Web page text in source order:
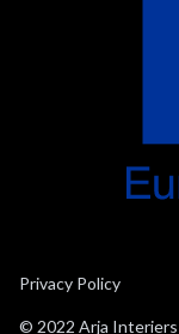
Privacy Policy
© 2022 Arja Interiers